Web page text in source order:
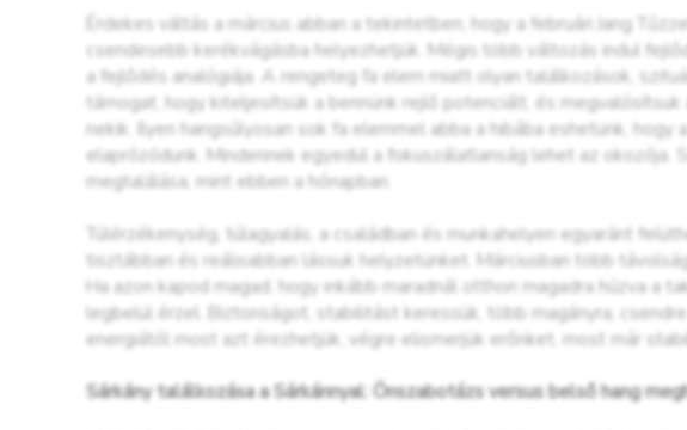
Érdekes váltás a március abban a tekintetben, hogy a februári Jang
csendesebb kerékvágásba helyezhetjük. Mégis több változás indul
a fejlődés analógiája. A rengeteg fa elem miatt olyan találkozások,
támogat, hogy kiteljesítsük a bennünk rejlő potenciált, és
nekik. Ilyen hangsúlyosan sok fa elemmel abba a hibába eshetünk,
elaprózódunk. Mindennek egyedül a fokuszálatlanság lehet az
megtalálása, mint ebben a hónapban.
Túlérzékenység, túlagyalás, a családban és munkahelyen egyaránt
tisztábban és reálisabban lássuk helyzetünket. Márciusban több
Ha azon kapod magad, hogy inkább maradnál otthon magadra húzva a
legbelül érzel. Biztonságot, stabilitást keressük, több magányra,
energiától most azt érezhetjük, végre elismerjük erőnket, most már
Sárkány találkozása a Sárkánnyal: Önszabotázs versus belső hang